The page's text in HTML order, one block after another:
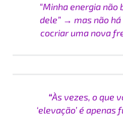
“Minha energia não
dele” → mas não
cocriar uma nova
“Às vezes, o que
‘elevação’ é apenas